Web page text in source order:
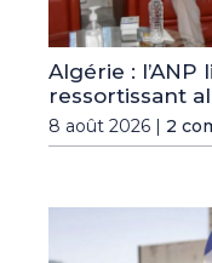
Algérie :
ressortissant
8 août 2026 | 2